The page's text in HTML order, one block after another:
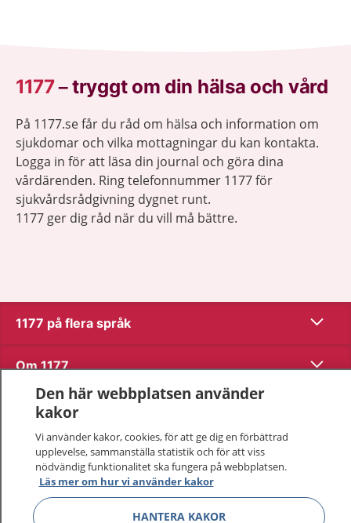
1177–tryggt om din hälsa och vård
På 1177.se får du råd om hälsa och information om
sjukdomar och vilka mottagningar du kan kontakta.
Logga in för att läsa din journal och göra dina
vårdärenden. Ring telefonnummer 1177 för
sjukvårdsrådgivning dygnet runt.
1177 ger dig råd när du vill må bättre.
1177 på flera språk Visa
Om 1177 Visa
Kontakt
Behandling av personuppgifter
Hantering av kakor
Den här webbplatsen använder
kakor
Vi använder kakor, cookies, för att ge dig en förbättrad
upplevelse, sammanställa statistik och för att viss
nödvändig funktionalitet ska fungera på webbplatsen.
Läs mer om hur vi använder kakor
HANTERA KAKOR